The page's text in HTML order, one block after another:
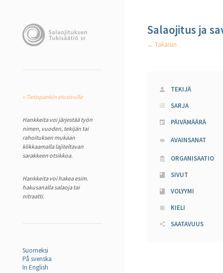
« Tietopankin etusivulle
Hankkeita voi järjestää työn
nimen, vuoden, tekijän tai
rahoituksen mukaan
klikkaamalla lajiteltavan
sarakkeen otsikkoa.
Hankkeita voi hakea esim.
hakusanalla salaoja tai
nitraatti.
Suomeksi
På svenska
In English
Salaojitus ja
← Takaisin
TEKIJÄ
SARJA
PÄIVÄMÄÄRÄ
AVAINSANAT
ORGANISAATIO
SIVUT
VOLYYMI
KIELI
SAATAVUUS